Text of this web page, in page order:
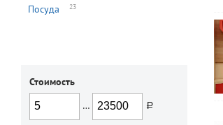
Посуда 23
Стоимость
…
руб.